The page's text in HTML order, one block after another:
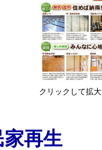
クリックして拡大
再生